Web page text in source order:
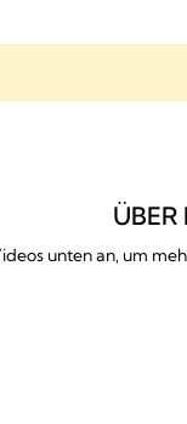
ÜBER
unten an, um